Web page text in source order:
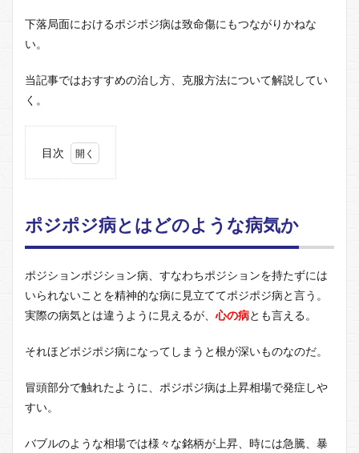
下落局面におけるポジポジ病は致命傷にもつながりかねな
い。
当記事ではおすすめの治し方、克服方法について解説してい
く。
目次
病と
はど
のよ
病気
か
1.1
って
いて
せな
ジ病
ポジポジ病とはどのような病気か
ポジションポジション病、すなわちポジションを持たずには
いられないことを精神的な病に見立ててポジポジ病と言う。
実際の病気とは違うように見えるが、 心の病とも言える。
それほどポジポジ病になってしまうと根が深いものなのだ。
冒頭部分で触れたように、ポジポジ病は上昇相場で発症しや
すい。
バブルのような相場では様々な銘柄が上昇、時には急騰、暴